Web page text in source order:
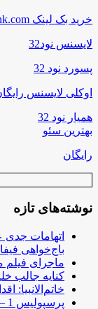
خرید بک لینک behtarinbacklink.com
لایسنس نود32
پسورد نود 32
اوکلی لایسنس رایگان
همیار نود 32
بهترین سئو
رایگان
نوشته‌های تازه
اتهامات جدی
باج‌خواهی
ماجرای فیلم
کنایه جالب
پرسپولیس 1 – پیرامیدز 0: شکست قهرمان آفریقا!